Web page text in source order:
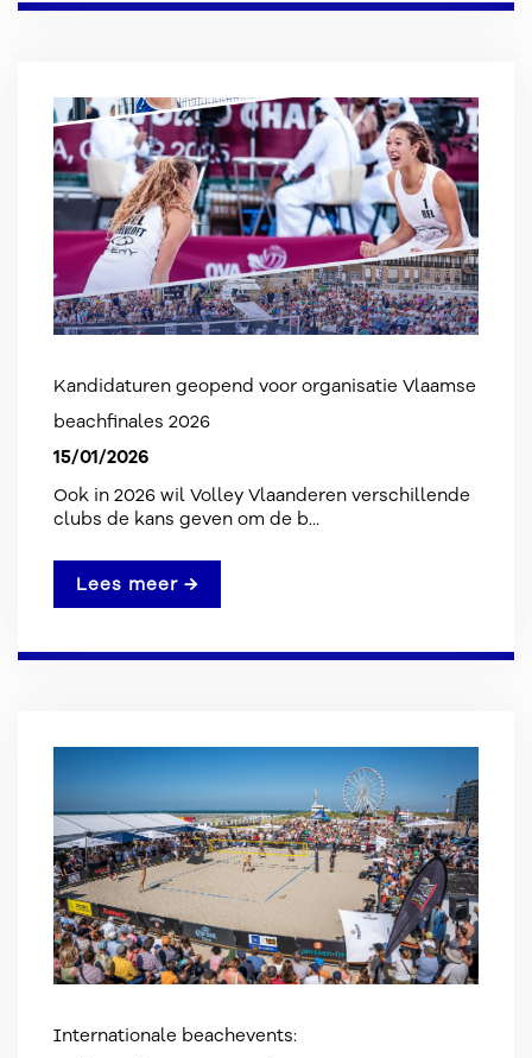
Kandidaturen geopend voor organisatie Vlaamse
beachfinales 2026
15/01/2026
Ook in 2026 wil Volley Vlaanderen verschillende
clubs de kans geven om de b...
Lees meer →
Internationale beachevents: